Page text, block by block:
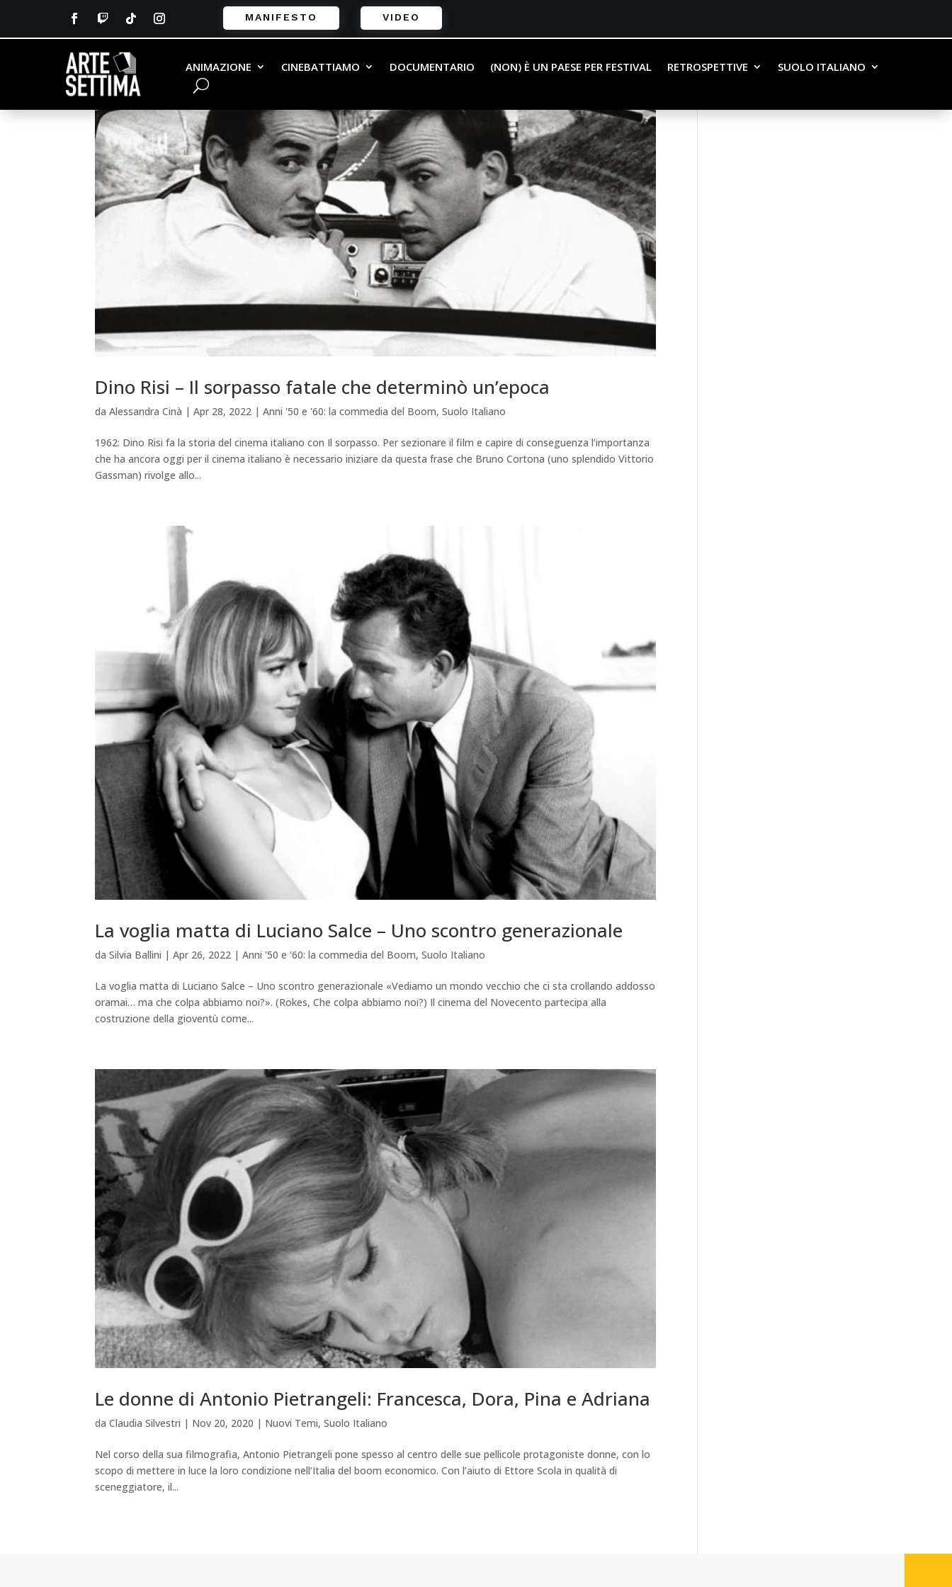
MANIFESTO VIDEO
ANIMAZIONE CINEBATTIAMO DOCUMENTARIO (NON) È UN PAESE PER FESTIVAL RETROSPETTIVE SUOLO ITALIANO
Dino Risi – Il sorpasso fatale che determinò un’epoca
daAlessandra Cinà |Apr 28, 2022 |Anni '50 e '60: la commedia del Boom,Suolo Italiano
1962: Dino Risi fa la storia del cinema italiano con Il sorpasso. Per sezionare il film e capire di conseguenza l’importanza
che ha ancora oggi per il cinema italiano è necessario iniziare da questa frase che Bruno Cortona (uno splendido Vittorio
Gassman) rivolge allo...
La voglia matta di Luciano Salce – Uno scontro generazionale
daSilvia Ballini |Apr 26, 2022 |Anni '50 e '60: la commedia del Boom,Suolo Italiano
La voglia matta di Luciano Salce – Uno scontro generazionale «Vediamo un mondo vecchio che ci sta crollando addosso
oramai… ma che colpa abbiamo noi?». (Rokes, Che colpa abbiamo noi?) Il cinema del Novecento partecipa alla
costruzione della gioventù come...
Le donne di Antonio Pietrangeli: Francesca, Dora, Pina e Adriana
daClaudia Silvestri | Nov 20, 2020 | Nuovi Temi,Suolo Italiano
Nel corso della sua filmografia, Antonio Pietrangeli pone spesso al centro delle sue pellicole protagoniste donne, con lo
scopo di mettere in luce la loro condizione nell’Italia del boom economico. Con l’aiuto di Ettore Scola in qualità di
sceneggiatore, il...